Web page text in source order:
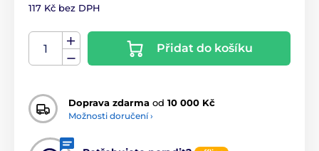
117 Kč bez DPH
Přidat do košíku
Doprava zdarma od 10 000 Kč
Možnosti doručení ›